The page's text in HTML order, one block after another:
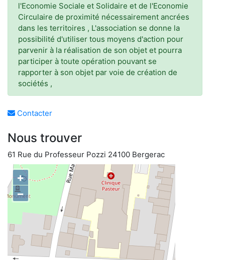
l'Economie Sociale et Solidaire et de l'Economie
Circulaire de proximité nécessairement ancrées
dans les territoires , L'association se donne la
possibilité d'utiliser tous moyens d'action pour
parvenir à la réalisation de son objet et pourra
participer à toute opération pouvant se
rapporter à son objet par voie de création de
sociétés ,
Contacter
Nous trouver
61 Rue du Professeur Pozzi 24100 Bergerac
+
−